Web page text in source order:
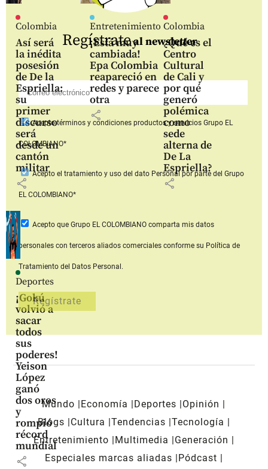
Colombia
Así será
la inédita
posesión
de De la
Espriella:
su
primer
discurso
será
desde un
cantón
militar
share
Entretenimiento
¡Está muy
cambiada!
Epa Colombia
reapareció en
redes y parece
otra
share
Colombia
¿Qué es el
Centro
Cultural
de Cali y
por qué
generó
polémica
como
sede
alterna de
De La
Espriella?
share
Deportes
¡Gokú
volvió a
sacar
todos
sus
poderes!
Yeison
López
ganó
dos oros
y
rompió
récord
mundial
share
Regístrateal newsletter
Aceptotérminos y condiciones productos y serviciosGrupo EL
COLOMBIANO*
Acepto el tratamiento y uso del dato Personalpor parte del Grupo
EL COLOMBIANO*
Acepto que Grupo EL COLOMBIANOcomparta mis datos
personales con terceros aliados comerciales conforme su Política de
Tratamiento del Datos Personal.
Mundo Economía Deportes
Opinión
Blogs
Cultura Tendencias Tecnología
Entretenimiento
Multimedia
Generación
Especiales marcas aliadas
Pódcast